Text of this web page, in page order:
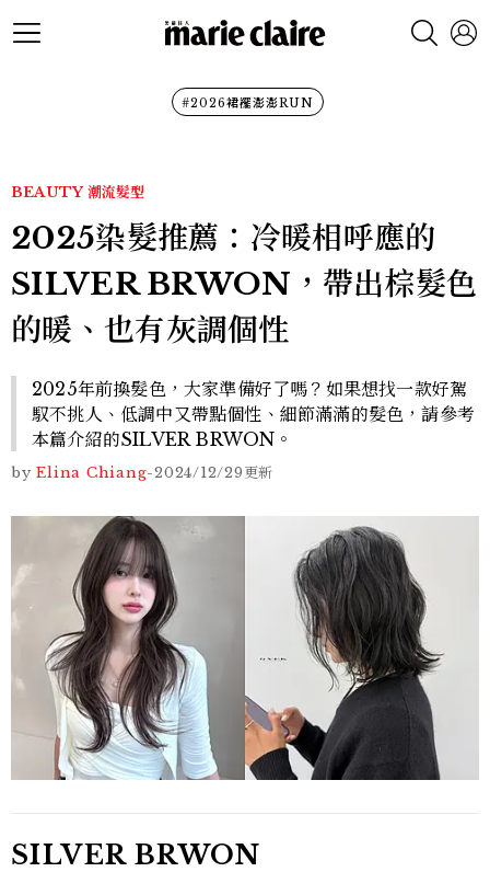
#2026裙襬澎澎RUN
BEAUTY 潮流髮型
2025染髮推薦：冷暖相呼應的
SILVER BRWON，帶出棕髮色
的暖、也有灰調個性
2025年前換髮色，大家準備好了嗎？如果想找一款好駕
馭不挑人、低調中又帶點個性、細節滿滿的髮色，請參考
本篇介紹的SILVER BRWON。
by Elina Chiang-2024/12/29更新
SILVER BRWON